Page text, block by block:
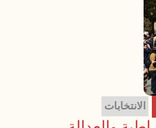
الانتخابات